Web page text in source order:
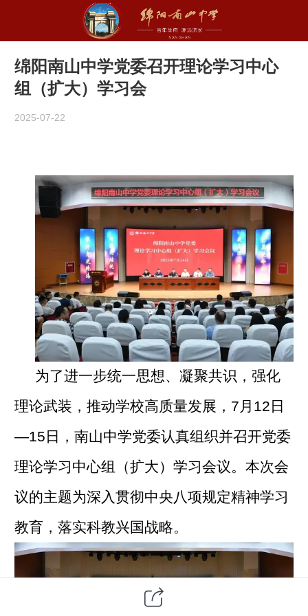
绵阳南山中学党委召开理论学习中心
组（扩大）学习会
2025-07-22
为了进一步统一思想、凝聚共识，强化
理论武装，推动学校高质量发展， 7 月 12 日
—15 日，南山中学党委认真组织并召开党委
理论学习中心组（扩大）学习会议。本次会
议的主题为深入贯彻中央八项规定精神学习
教育，落实科教兴国战略。